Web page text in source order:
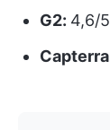
G2: 4,6/